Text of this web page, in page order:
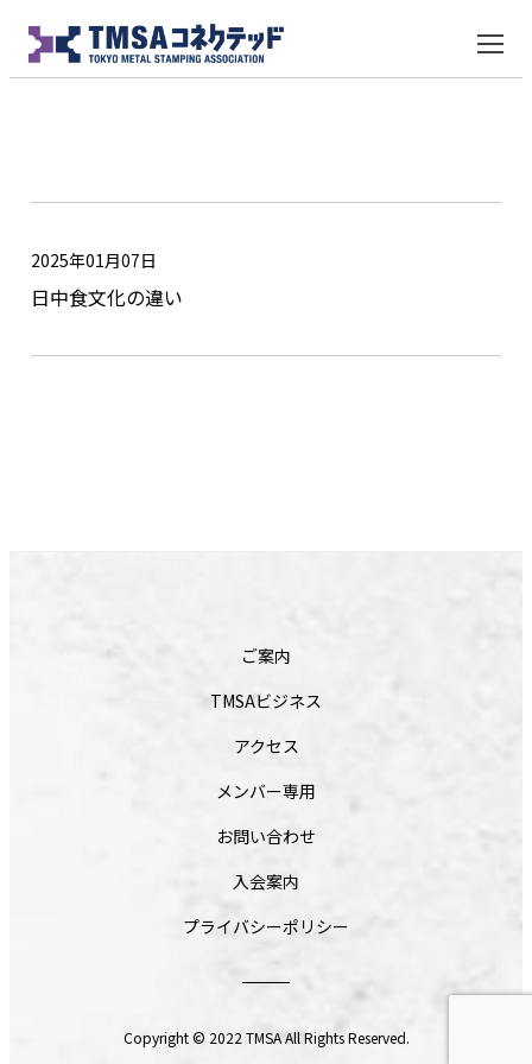
日中食文化の違い
2025年01月07日
ご案内
TMSAビジネス
アクセス
メンバー専用
お問い合わせ
入会案内
プライバシーポリシー
Copyright © 2022 TMSA All Rights Reserved.